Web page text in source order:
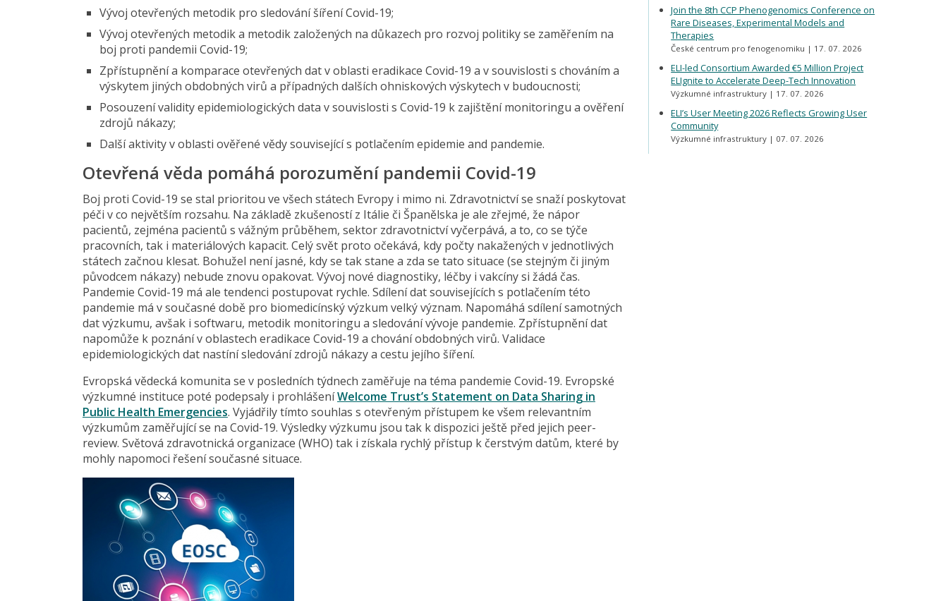
Vývoj otevřených metodik pro sledování šíření Covid-19;
Vývoj otevřených metodik a metodik založených na důkazech pro rozvoj politiky se zaměřením na
boj proti pandemii Covid-19;
Zpřístupnění a komparace otevřených dat v oblasti eradikace Covid-19 a v souvislosti s chováním a
výskytem jiných obdobných virů a případných dalších ohniskových výskytech v budoucnosti;
Posouzení validity epidemiologických data v souvislosti s Covid-19 k zajištění monitoringu a ověření
zdrojů nákazy;
Další aktivity v oblasti ověřené vědy související s potlačením epidemie and pandemie.
Otevřená věda pomáhá porozumění pandemii Covid-19
Boj proti Covid-19 se stal prioritou ve všech státech Evropy i mimo ni. Zdravotnictví se snaží poskytovat
péči v co největším rozsahu. Na základě zkušeností z Itálie či Španělska je ale zřejmé, že nápor
pacientů, zejména pacientů s vážným průběhem, sektor zdravotnictví vyčerpává, a to, co se týče
pracovních, tak i materiálových kapacit. Celý svět proto očekává, kdy počty nakažených v jednotlivých
státech začnou klesat. Bohužel není jasné, kdy se tak stane a zda se tato situace (se stejným či jiným
původcem nákazy) nebude znovu opakovat. Vývoj nové diagnostiky, léčby i vakcíny si žádá čas.
Pandemie Covid-19 má ale tendenci postupovat rychle. Sdílení dat souvisejících s potlačením této
pandemie má v současné době pro biomedicínský výzkum velký význam. Napomáhá sdílení samotných
dat výzkumu, avšak i softwaru, metodik monitoringu a sledování vývoje pandemie. Zpřístupnění dat
napomůže k poznání v oblastech eradikace Covid-19 a chování obdobných virů. Validace
epidemiologických dat nastíní sledování zdrojů nákazy a cestu jejího šíření.
Evropská vědecká komunita se v posledních týdnech zaměřuje na téma pandemie Covid-19. Evropské
výzkumné instituce poté podepsaly i prohlášeníWelcome Trust’s Statement on Data Sharing in
Public Health Emergencies. Vyjádřily tímto souhlas s otevřeným přístupem ke všem relevantním
výzkumům zaměřující se na Covid-19. Výsledky výzkumu jsou tak k dispozici ještě před jejich peer-
review. Světová zdravotnická organizace (WHO) tak i získala rychlý přístup k čerstvým datům, které by
mohly napomoci řešení současné situace.
Join the 8th CCP Phenogenomics Conference on
Rare Diseases, Experimental Models and
Therapies
České centrum pro fenogenomiku 17. 07. 2026
ELI-led Consortium Awarded €5 Million Project
ELIgnite to Accelerate Deep-Tech Innovation
Výzkumné infrastruktury 17. 07. 2026
ELI’s User Meeting 2026 Reflects Growing User
Community
Výzkumné infrastruktury 07. 07. 2026